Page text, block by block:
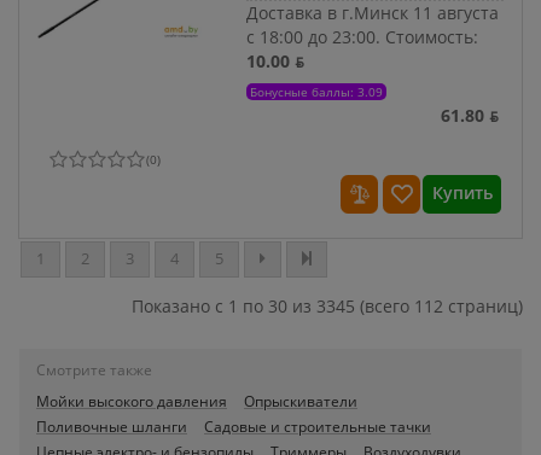
Доставка в г.Минск 11 августа
с 18:00 до 23:00. Стоимость:
10.00 ƃ
Бонусные баллы: 3.09
61.80 ƃ
(0)
Купить
1 2 3 4 5
Показано с 1 по 30 из 3345 (всего 112 страниц)
Смотрите также
Мойки высокого давления
Опрыскиватели
Поливочные шланги
Садовые и строительные тачки